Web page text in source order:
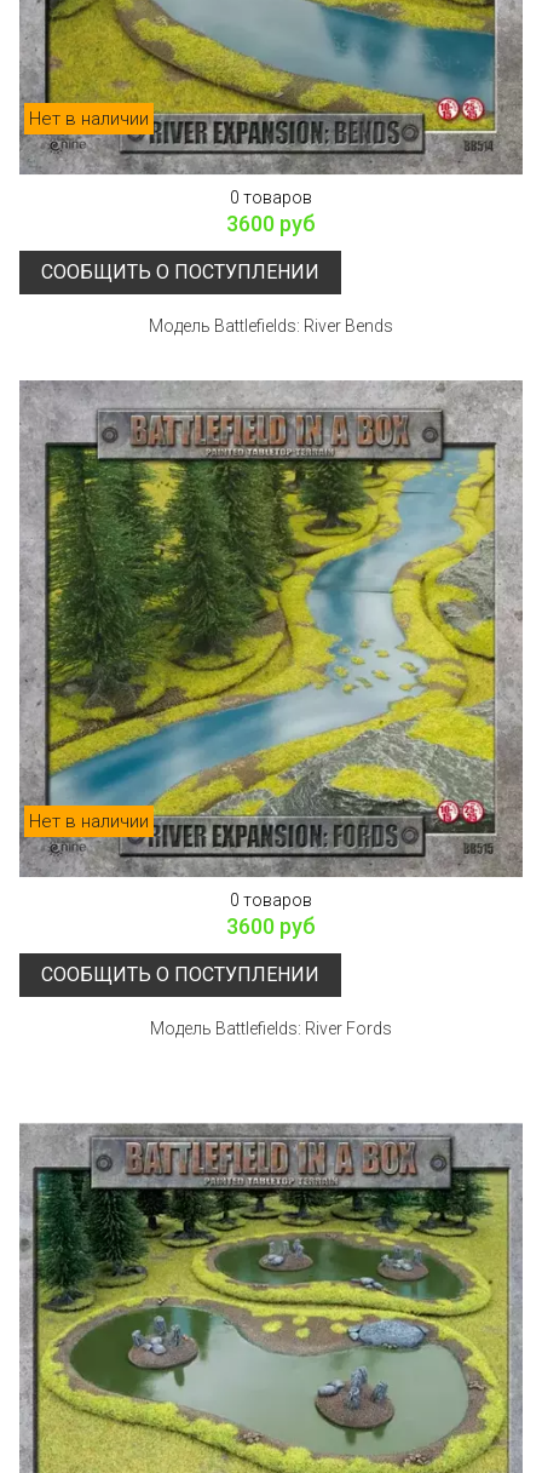
Нет в наличии
0 товаров
3600 руб
СООБЩИТЬ О ПОСТУПЛЕНИИ
Модель Battlefields: River Bends
Нет в наличии
0 товаров
3600 руб
СООБЩИТЬ О ПОСТУПЛЕНИИ
Модель Battlefields: River Fords